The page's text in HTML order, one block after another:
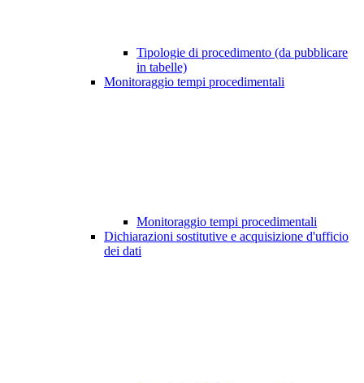
Tipologie di procedimento (da pubblicare
in tabelle)
Monitoraggio tempi procedimentali
Monitoraggio tempi procedimentali
Dichiarazioni sostitutive e acquisizione d'ufficio
dei dati